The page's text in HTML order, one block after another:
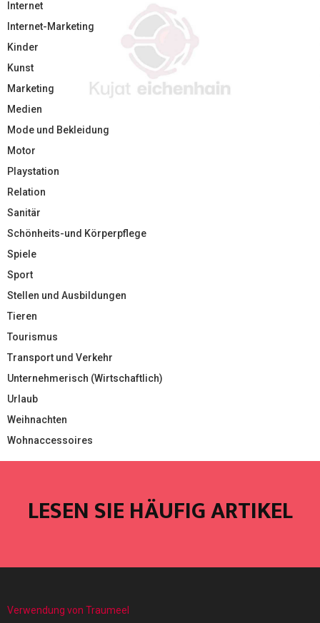
Internet
Internet-Marketing
Kinder
Kunst
Marketing
Medien
Mode und Bekleidung
Motor
Playstation
Relation
Sanitär
Schönheits-und Körperpflege
Spiele
Sport
Stellen und Ausbildungen
Tieren
Tourismus
Transport und Verkehr
Unternehmerisch (Wirtschaftlich)
Urlaub
Weihnachten
Wohnaccessoires
LESEN SIE HÄUFIG ARTIKEL
Verwendung von Traumeel